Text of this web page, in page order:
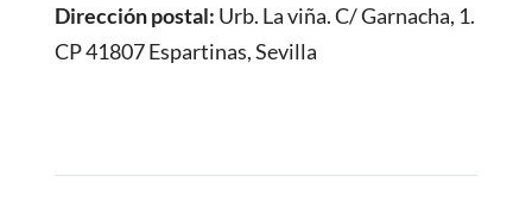
Dirección postal: Urb. La viña. C/ Garnacha, 1.
CP 41807 Espartinas, Sevilla